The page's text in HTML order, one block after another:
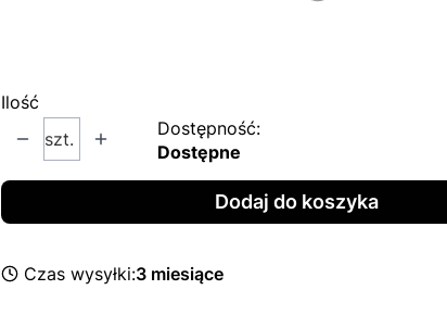
Ilość
szt.
Dostępność:
Dostępne
Dodaj do koszyka
Czas wysyłki:3 miesiące